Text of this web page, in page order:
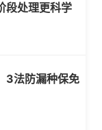
段处理更科学
3法防漏种保免